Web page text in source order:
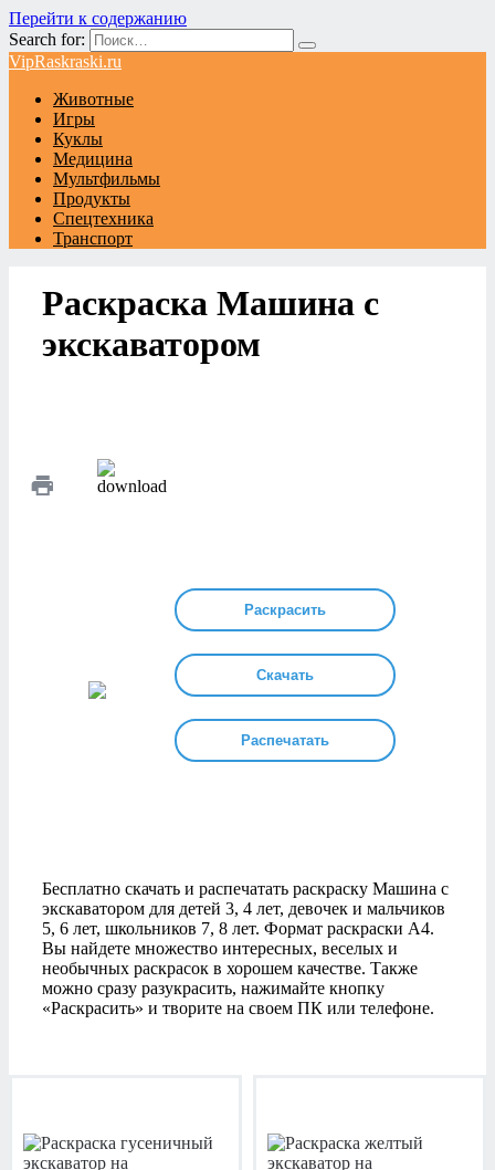
Перейти к содержанию
Search for:
VipRaskraski.ru
Животные
Игры
Куклы
Медицина
Мультфильмы
Продукты
Спецтехника
Транспорт
Раскраска Машина с
экскаватором
Раскрасить
Скачать
Распечатать
Бесплатно скачать и распечатать раскраску Машина с
экскаватором для детей 3, 4 лет, девочек и мальчиков
5, 6 лет, школьников 7, 8 лет. Формат раскраски А4.
Вы найдете множество интересных, веселых и
необычных раскрасок в хорошем качестве. Также
можно сразу разукрасить, нажимайте кнопку
«Раскрасить» и творите на своем ПК или телефоне.